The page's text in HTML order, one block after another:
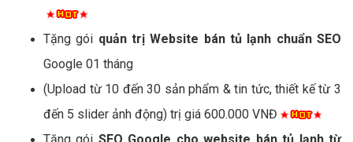
Tặng gói quản trị Website bán tủ lạnh chuẩn SEO
Google 01 tháng
(Upload từ 10 đến 30 sản phẩm & tin tức, thiết kế từ 3
đến 5 slider ảnh động) trị giá 600.000 VNĐ